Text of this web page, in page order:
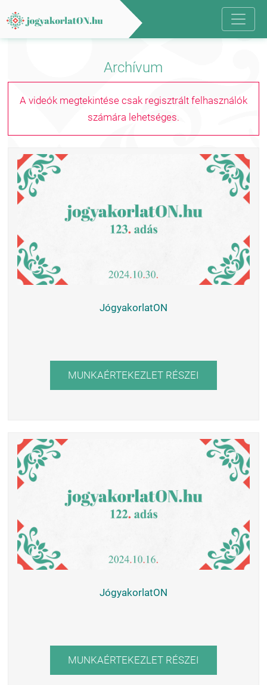
Archívum
A videók megtekintése csak regisztrált felhasználók
számára lehetséges.
JógyakorlatON
MUNKAÉRTEKEZLET RÉSZEI
JógyakorlatON
MUNKAÉRTEKEZLET RÉSZEI